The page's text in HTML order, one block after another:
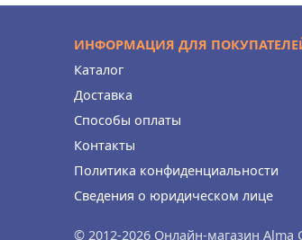
ИНФОРМАЦИЯ ДЛЯ
Каталог
Доставка
Способы оплаты
Контакты
Политика конфиденциальности
Сведения о юридическом лице
© 2012-2026 Онлайн-магазин Alma